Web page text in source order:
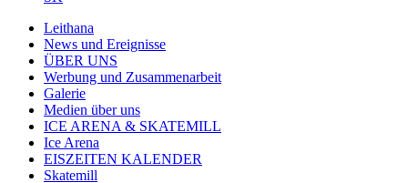
Leithana
News und Ereignisse
ÜBER UNS
Werbung und Zusammenarbeit
Galerie
Medien über uns
ICE ARENA & SKATEMILL
Ice Arena
EISZEITEN KALENDER
Skatemill